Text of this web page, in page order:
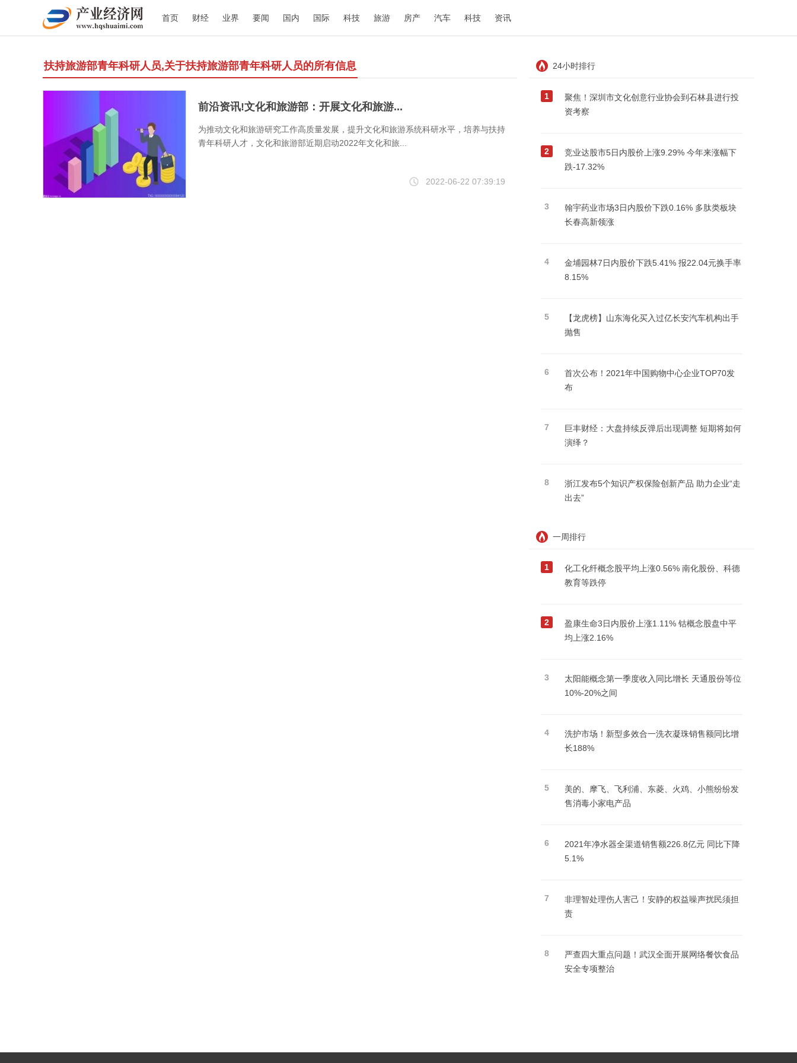
首页 财经 业界 要闻 国内 国际 科技 旅游 房产 汽车 科技 资讯
扶持旅游部青年科研人员,关于扶持旅游部青年科研人员的所有信息
前沿资讯!文化和旅游部：开展文化和旅游...
为推动文化和旅游研究工作高质量发展，提升文化和旅游系统科研水平，培养与扶持
青年科研人才，文化和旅游部近期启动2022年文化和旅...
2022-06-22 07:39:19
24小时排行
1
聚焦！深圳市文化创意行业协会到石林县进行投
资考察
2
竞业达股市5日内股价上涨9.29% 今年来涨幅下
跌-17.32%
3
翰宇药业市场3日内股价下跌0.16% 多肽类板块
长春高新领涨
4
金埔园林7日内股价下跌5.41% 报22.04元换手率
8.15%
5
【龙虎榜】山东海化买入过亿长安汽车机构出手
抛售
6
首次公布！2021年中国购物中心企业TOP70发
布
7
巨丰财经：大盘持续反弹后出现调整 短期将如何
演绎？
8
浙江发布5个知识产权保险创新产品 助力企业“走
出去”
一周排行
1
化工化纤概念股平均上涨0.56% 南化股份、科德
教育等跌停
2
盈康生命3日内股价上涨1.11% 钴概念股盘中平
均上涨2.16%
3
太阳能概念第一季度收入同比增长 天通股份等位
10%-20%之间
4
洗护市场！新型多效合一洗衣凝珠销售额同比增
长188%
5
美的、摩飞、飞利浦、东菱、火鸡、小熊纷纷发
售消毒小家电产品
6
2021年净水器全渠道销售额226.8亿元 同比下降
5.1%
7
非理智处理伤人害己！安静的权益噪声扰民须担
责
8
严查四大重点问题！武汉全面开展网络餐饮食品
安全专项整治